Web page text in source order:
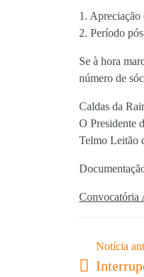
1. Apreciação
2. Período
Se à hora
número de
Caldas da
O Presidente
Telmo Leitão
Convocatória
Notícia